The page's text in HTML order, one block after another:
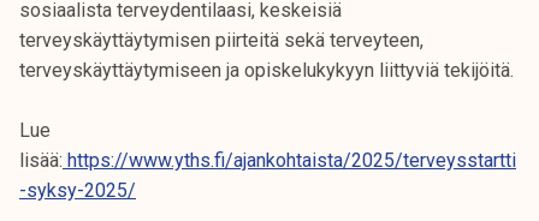
sosiaalista terveydentilaasi, keskeisiä
terveyskäyttäytymisen piirteitä sekä terveyteen,
terveyskäyttäytymiseen ja opiskelukykyyn liittyviä tekijöitä.
Lue
lisää: https://www.yths.fi/ajankohtaista/2025/terveysstartti
-syksy-2025/